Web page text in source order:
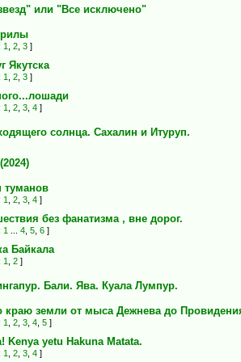
или "Все исключено"
1 2 3 ]
Якутска
1 2 3 ]
1 2 3 4 ]
солнца. Сахалин и Итуруп.
туманов
1 2 3 4 ]
без фанатизма , вне дорог.
1 4 5 6 ]
Байкала
1 2 ]
Бали. Ява. Куала Лумпур.
краю земли от мыса Дежнева до
1 2 3 4 5 ]
Kenya yetu Hakuna Matata.
1 2 3 4 ]